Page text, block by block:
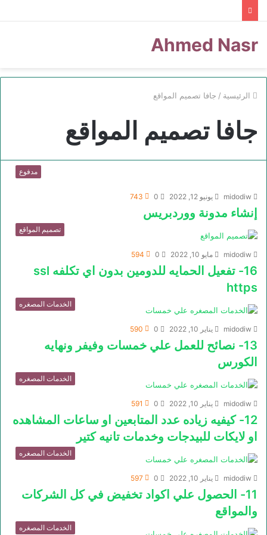
Ahmed Nasr
الرئيسية / جافا تصميم المواقع
جافا تصميم المواقع
مدفوع
midodiw يونيو 12, 2022 0
743
إنشاء مدونة ووردبريس
تصميم المواقع
midodiw مايو 10, 2022 0
594
16- تفعيل الحمايه للدومين بدون اي تكلفه ssl
https
الخدمات المصغره
midodiw يناير 10, 2022 0
590
13- نصائح للعمل علي خمسات وفيفر ونهايه
الكورس
الخدمات المصغره
midodiw يناير 10, 2022 0
591
12- كيفيه زياده عدد المتابعين او ساعات المشاهده
او لايكات للبيدجات وخدمات تانيه كتير
الخدمات المصغره
midodiw يناير 10, 2022 0
597
11- الحصول علي اكواد تخفيض في كل الشركات
والمواقع
الخدمات المصغره